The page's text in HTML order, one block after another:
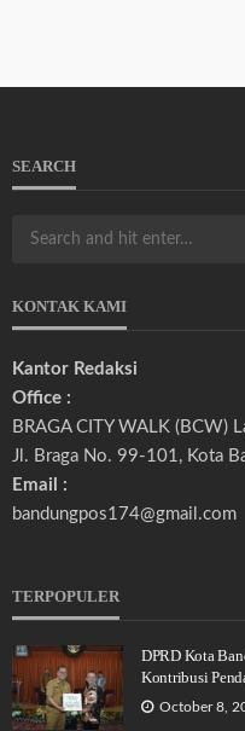
SEARCH
KONTAK KAMI
Kantor Redaksi
Office :
BRAGA CITY WALK (BCW)
Jl. Braga No. 99-101, Kota
Email :
bandungpos174@gmail.com
TERPOPULER
DPRD Kota
Kontribusi
October 8,